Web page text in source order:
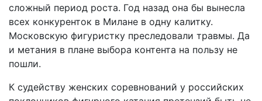
сложный период роста. Год назад она бы вынесла
всех конкуренток в Милане в одну калитку.
Московскую фигуристку преследовали травмы. Да
и метания в плане выбора контента на пользу не
пошли.
К судейству женских соревнований у российских